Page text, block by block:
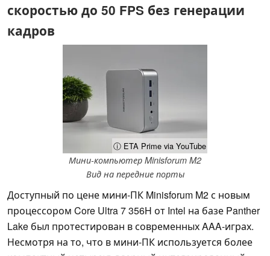
скоростью до 50 FPS без генерации
кадров
ⓘ ETA Prime via YouTube
Мини-компьютер Minisforum M2
Вид на передние порты
Доступный по цене мини-ПК Minisforum M2 с новым
процессором Core Ultra 7 356H от Intel на базе Panther
Lake был протестирован в современных AAA-играх.
Несмотря на то, что в мини-ПК используется более